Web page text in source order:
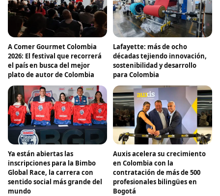
A Comer Gourmet Colombia
2026: El festival que recorrerá
el país en busca del mejor
plato de autor de Colombia
Lafayette: más de ocho
décadas tejiendo innovación,
sostenibilidad y desarrollo
para Colombia
Ya están abiertas las
inscripciones para la Bimbo
Global Race, la carrera con
sentido social más grande del
mundo
Auxis acelera su crecimiento
en Colombia con la
contratación de más de 500
profesionales bilingües en
Bogotá